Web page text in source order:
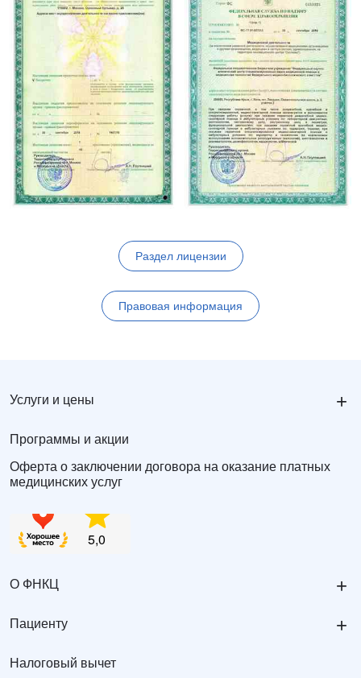
Раздел лицензии
Правовая информация
Услуги и цены +
Программы и акции
Оферта о заключении договора на оказание платных
медицинских услуг
О ФНКЦ +
Пациенту +
Налоговый вычет